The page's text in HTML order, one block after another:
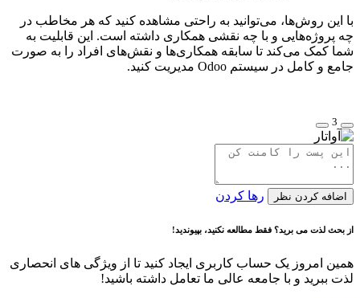
با این روش‌ها، می‌توانید به راحتی مشاهده کنید که هر مخاطب در
چه پروژه‌هایی و با چه نقشی همکاری داشته است. این قابلیت به
شما کمک می‌کند تا سابقه همکاری‌ها و نقش‌های افراد را به صورت
جامع و کامل در سیستم Odoo مدیریت کنید.
3
اضافه کردن نظر رها کردن
از بحث لذت می برید؟ فقط مطالعه نکنید، بپیوندید!
همین امروز یک حساب کاربری ایجاد کنید تا از ویژگی های انحصاری
لذت ببرید و با جامعه عالی ما تعامل داشته باشید!